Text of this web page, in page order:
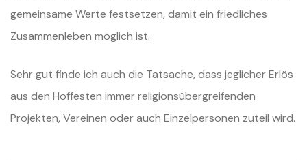
gemeinsame Werte festsetzen, damit ein friedliches
Zusammenleben möglich ist.
Sehr gut finde ich auch die Tatsache, dass jeglicher Erlös
aus den Hoffesten immer religionsübergreifenden
Projekten, Vereinen oder auch Einzelpersonen zuteil wird.